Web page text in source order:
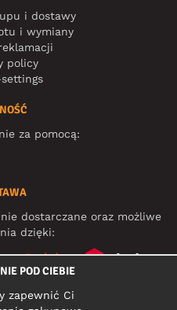
i dostawy
i wymiany
policy
za pomocą:
dostarczane oraz możliwe
dzięki:
POD CIEBIE
zapewnić Ci